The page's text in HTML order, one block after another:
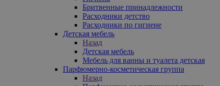
Бритвенные принадлежности
Расходники детство
Расходники по гигиене
Детская мебель
Назад
Детская мебель
Мебель для ванны и туалета детская
Парфюмерно-косметическая группа
Назад